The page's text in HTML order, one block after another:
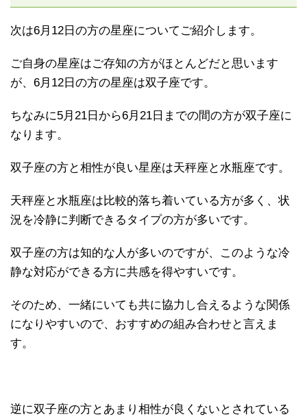
次は6月12日の方の星座についてご紹介します。
ご自身の星座はご存知の方がほとんどだと思います
が、6月12日の方の星座は双子座です。
ちなみに5月21日から6月21日までの間の方が双子座に
なります。
双子座の方と相性が良い星座は天秤座と水瓶座です。
天秤座と水瓶座は比較的落ち着いている方が多く、状
況を冷静に判断できるタイプの方が多いです。
双子座の方は知的な人が多いのですが、このような冷
静な対応ができる方に共感を得やすいです。
そのため、一緒にいても共に協力し合えるような関係
になりやすいので、おすすめの組み合わせと言えま
す。
逆に双子座の方とあまり相性が良くないとされている